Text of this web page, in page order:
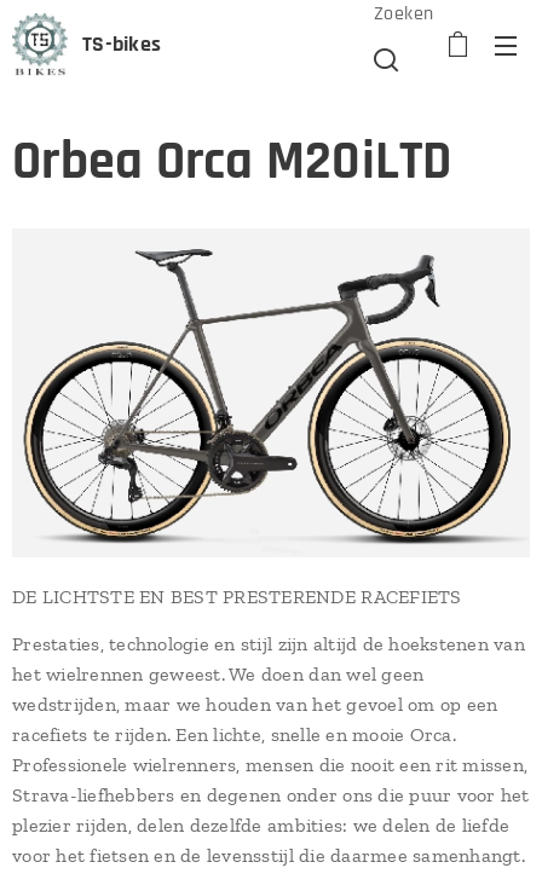
TS-bikes
Zoeken
Orbea Orca M20iLTD
DE LICHTSTE EN BEST PRESTERENDE RACEFIETS
Prestaties, technologie en stijl zijn altijd de hoekstenen van
het wielrennen geweest. We doen dan wel geen
wedstrijden, maar we houden van het gevoel om op een
racefiets te rijden. Een lichte, snelle en mooie Orca.
Professionele wielrenners, mensen die nooit een rit missen,
Strava-liefhebbers en degenen onder ons die puur voor het
plezier rijden, delen dezelfde ambities: we delen de liefde
voor het fietsen en de levensstijl die daarmee samenhangt.